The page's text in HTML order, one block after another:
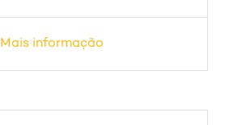
Mais informação